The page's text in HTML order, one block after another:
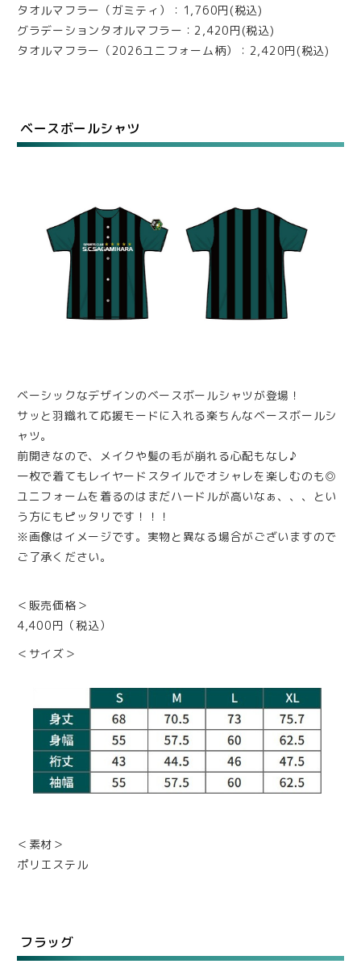
タオルマフラー（ガミティ）：1,760円(税込)
グラデーションタオルマフラー：2,420円(税込)
タオルマフラー（2026ユニフォーム柄）：2,420円(税込)
ベースボールシャツ
ベーシックなデザインのベースボールシャツが登場！
サッと羽織れて応援モードに入れる楽ちんなベースボールシ
ャツ。
前開きなので、メイクや髪の毛が崩れる心配もなし♪
一枚で着てもレイヤードスタイルでオシャレを楽しむのも◎
ユニフォームを着るのはまだハードルが高いなぁ、、、とい
う方にもピッタリです！！！
※画像はイメージです。実物と異なる場合がございますので
ご了承ください。
＜販売価格＞
4,400円（税込）
＜サイズ＞
＜素材＞
ポリエステル
フラッグ